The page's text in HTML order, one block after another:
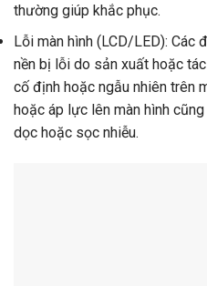
thường giúp khắc phục.
Lỗi màn hình (LCD/LED): Các
nền bị lỗi do sản xuất hoặc
cố định hoặc ngẫu nhiên trên
hoặc áp lực lên màn hình
dọc hoặc sọc nhiễu.